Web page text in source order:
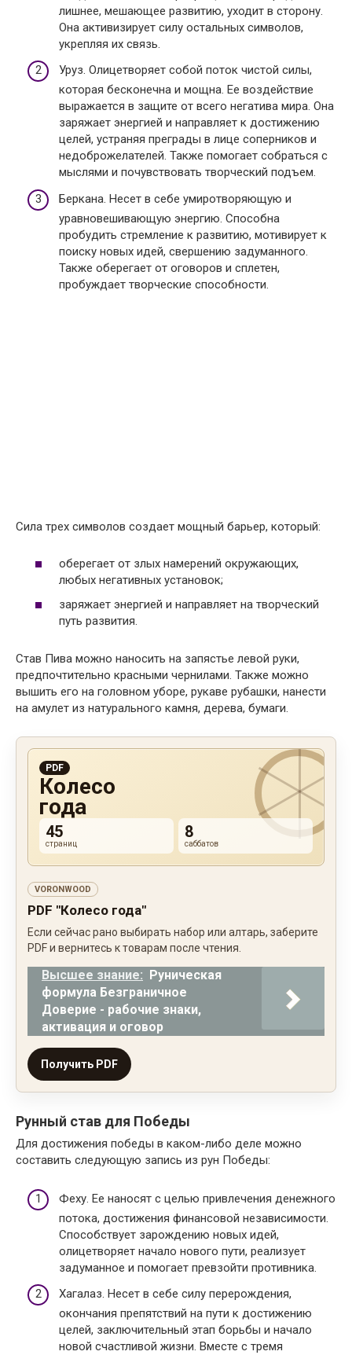
лишнее, мешающее развитию, уходит в сторону.
Она активизирует силу остальных символов,
укрепляя их связь.
Уруз. Олицетворяет собой поток чистой силы,
которая бесконечна и мощна. Ее воздействие
выражается в защите от всего негатива мира. Она
заряжает энергией и направляет к достижению
целей, устраняя преграды в лице соперников и
недоброжелателей. Также помогает собраться с
мыслями и почувствовать творческий подъем.
Беркана. Несет в себе умиротворяющую и
уравновешивающую энергию. Способна
пробудить стремление к развитию, мотивирует к
поиску новых идей, свершению задуманного.
Также оберегает от оговоров и сплетен,
пробуждает творческие способности.
Сила трех символов создает мощный барьер, который:
оберегает от злых намерений окружающих,
любых негативных установок;
заряжает энергией и направляет на творческий
путь развития.
Став Пива можно наносить на запястье левой руки,
предпочтительно красными чернилами. Также можно
вышить его на головном уборе, рукаве рубашки, нанести
на амулет из натурального камня, дерева, бумаги.
PDF
Колесо
года
45
страниц
8
саббатов
VORONWOOD
PDF "Колесо года"
Если сейчас рано выбирать набор или алтарь, заберите
PDF и вернитесь к товарам после чтения.
Высшее знание:
Руническая
формула Безграничное
Доверие - рабочие знаки,
активация и оговор
Получить PDF
Рунный став для Победы
Для достижения победы в каком-либо деле можно
составить следующую запись из рун Победы:
Феху. Ее наносят с целью привлечения денежного
потока, достижения финансовой независимости.
Способствует зарождению новых идей,
олицетворяет начало нового пути, реализует
задуманное и помогает превзойти противника.
Хагалаз. Несет в себе силу перерождения,
окончания препятствий на пути к достижению
целей, заключительный этап борьбы и начало
новой счастливой жизни. Вместе с тремя